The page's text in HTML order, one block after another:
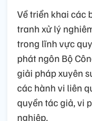
Về triển khai các
tranh xử lý
trong lĩnh vực
phát ngôn Bộ
giải pháp xuyên
các hành vi liên
quyền tác giả, vi
nghiệp.